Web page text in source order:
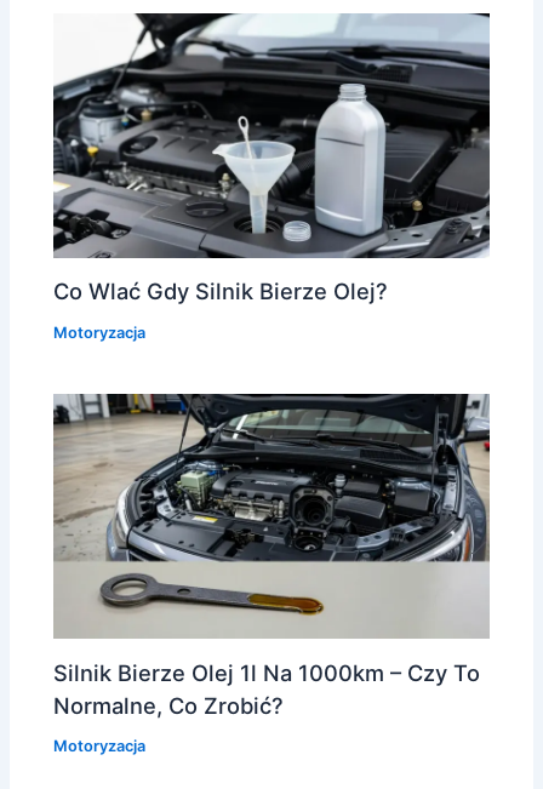
Co Wlać Gdy Silnik Bierze Olej?
Motoryzacja
Silnik Bierze Olej 1l Na 1000km – Czy To
Normalne, Co Zrobić?
Motoryzacja